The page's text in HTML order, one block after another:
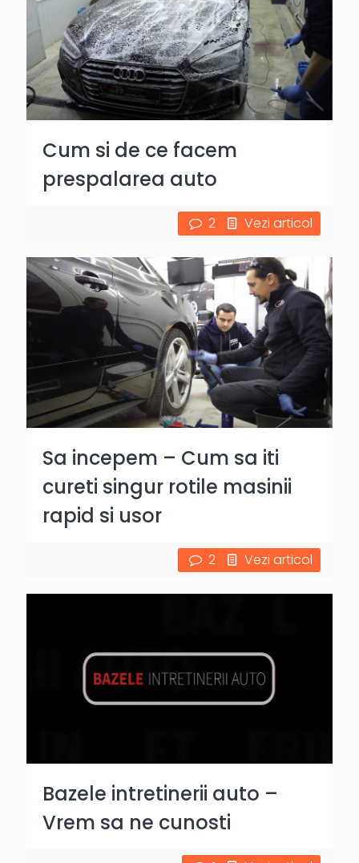
Cum si de ce facem
prespalarea auto
2 Vezi articol
Sa incepem – Cum sa iti
cureti singur rotile masinii
rapid si usor
2 Vezi articol
Bazele intretinerii auto –
Vrem sa ne cunosti